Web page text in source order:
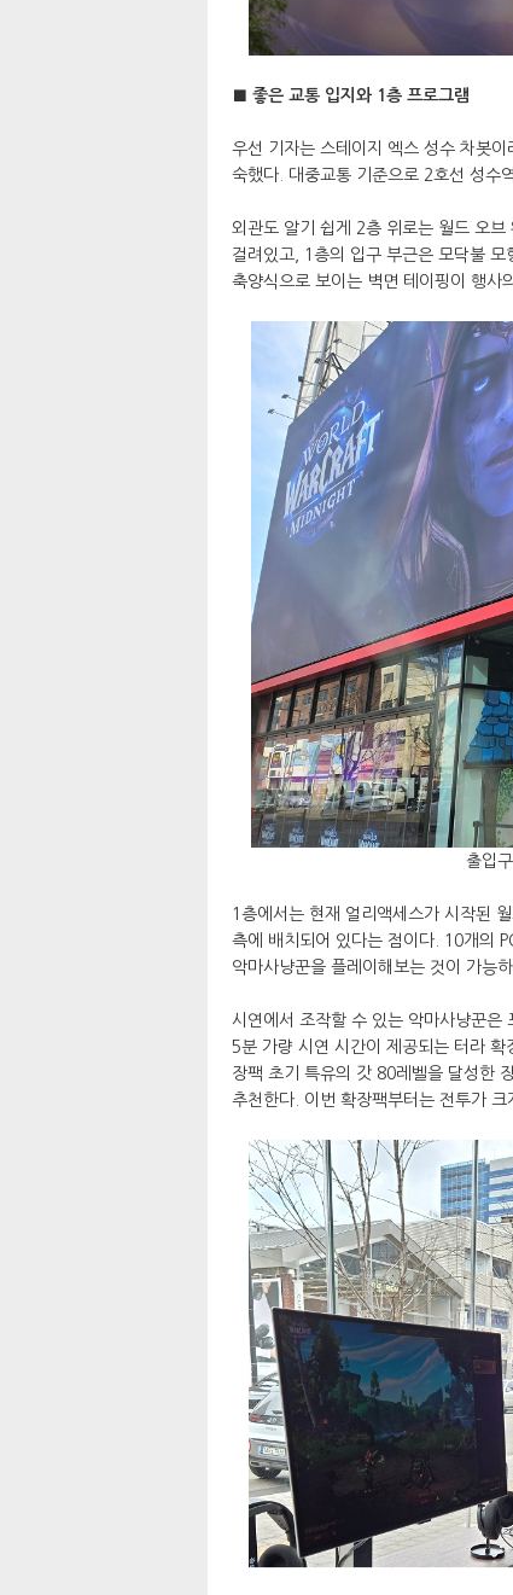
■ 좋은 교통 입지와 1층 프로그램
우선 기자는 스테이지 엑스 성수 차봇
숙했다. 대중교통 기준으로 2호선 성수
외관도 알기 쉽게 2층 위로는 월드 오브
걸려있고, 1층의 입구 부근은 모닥불
축양식으로 보이는 벽면 테이핑이 행사
출입
1층에서는 현재 얼리액세스가 시작된
측에 배치되어 있다는 점이다. 10개의
악마사냥꾼을 플레이해보는 것이 가능
시연에서 조작할 수 있는 악마사냥꾼은
5분 가량 시연 시간이 제공되는 터라
장팩 초기 특유의 갓 80레벨을 달성한
추천한다. 이번 확장팩부터는 전투가